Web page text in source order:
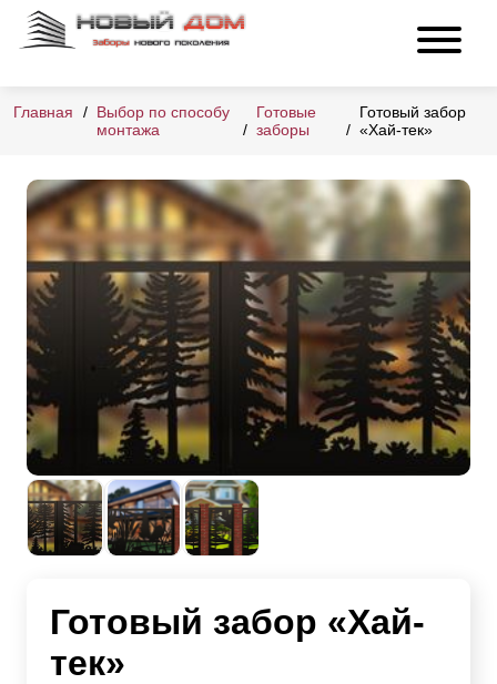
Главная
Выбор по способу
монтажа
Готовые
заборы
Готовый забор
«Хай-тек»
Готовый забор «Хай-
тек»